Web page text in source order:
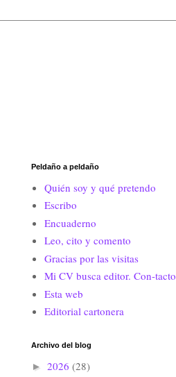
Peldaño a peldaño
Quién soy y qué pretendo
Escribo
Encuaderno
Leo, cito y comento
Gracias por las visitas
Mi CV busca editor. Con-tacto
Esta web
Editorial cartonera
Archivo del blog
► 2026 (28)